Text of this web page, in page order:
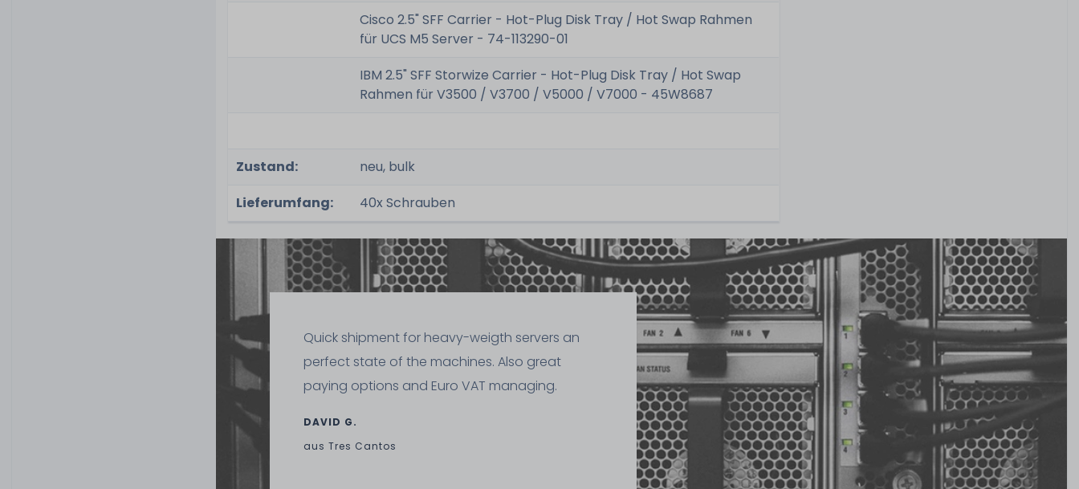
Cisco 2.5" SFF Carrier - Hot-Plug Disk Tray / Hot Swap Rahmen
für UCS M5 Server - 74-113290-01
IBM 2.5" SFF Storwize Carrier - Hot-Plug Disk Tray / Hot Swap
Rahmen für V3500 / V3700 / V5000 / V7000 - 45W8687
Zustand:
neu, bulk
Lieferumfang:
40x Schrauben
Quick shipment for heavy-weigth servers an
perfect state of the machines. Also great
paying options and Euro VAT managing.
DAVID G.
aus Tres Cantos